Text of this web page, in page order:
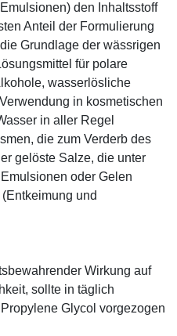
den Inhaltsstoff
Anteil der Formulierung
Grundlage der wässrigen
für polare
wasserlösliche
in kosmetischen
in aller Regel
die zum Verderb des
gelöste Salze, die unter
oder Gelen
und
Wirkung auf
sollte in täglich
Glycol vorgezogen